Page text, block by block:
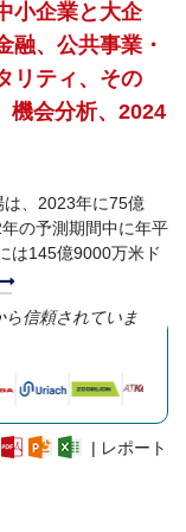
小企業と大企
融、公共事業・
リティ、その
機会分析、2024
、2023年に75億
の予測期間中に年平
は145億9000万米ド
信頼されていま
| レポート